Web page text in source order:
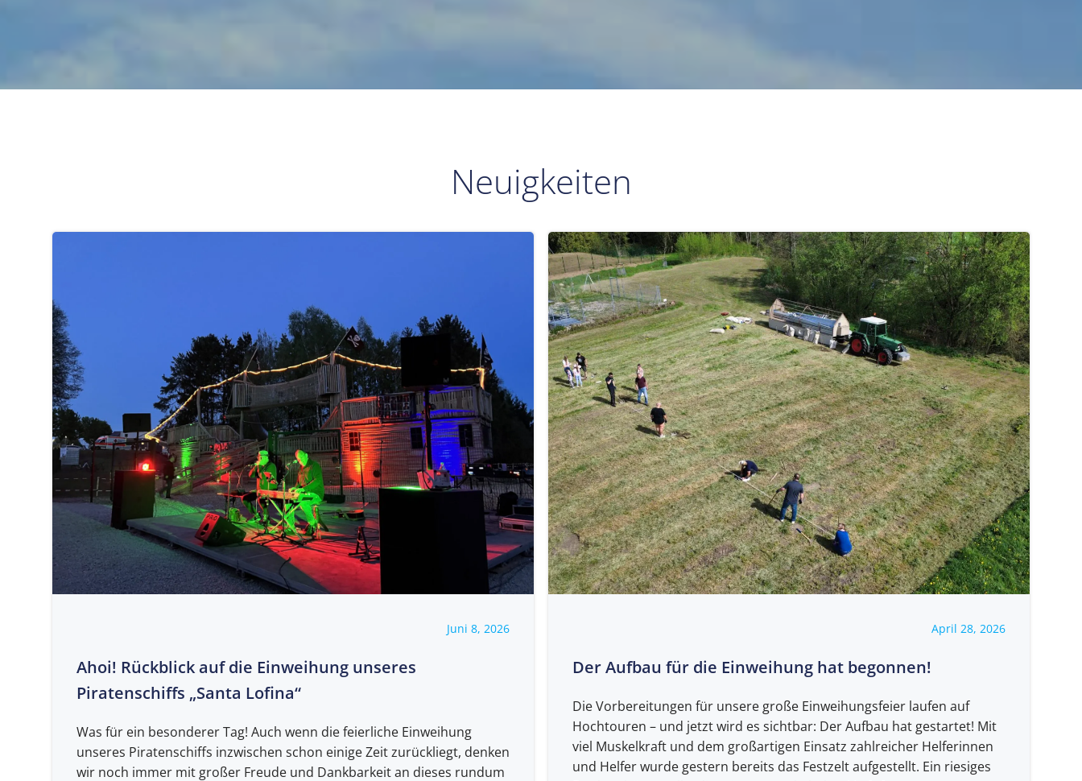
Neuigkeiten
Juni 8, 2026
Ahoi! Rückblick auf die Einweihung unseres
Piratenschiffs „Santa Lofina“
Was für ein besonderer Tag! Auch wenn die feierliche Einweihung
unseres Piratenschiffs inzwischen schon einige Zeit zurückliegt, denken
wir noch immer mit großer Freude und Dankbarkeit an dieses rundum
April 28, 2026
Der Aufbau für die Einweihung hat begonnen!
Die Vorbereitungen für unsere große Einweihungsfeier laufen auf
Hochtouren – und jetzt wird es sichtbar: Der Aufbau hat gestartet! Mit
viel Muskelkraft und dem großartigen Einsatz zahlreicher Helferinnen
und Helfer wurde gestern bereits das Festzelt aufgestellt. Ein riesiges